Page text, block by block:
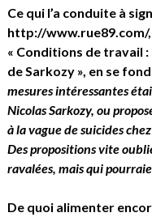
Ce qui l’a conduite à
http://www.rue89.com/
« Conditions de travail
de Sarkozy », en se
mesures intéressantes
Nicolas Sarkozy, ou
à la vague de suicides
Des propositions vite
ravalées, mais qui
De quoi alimenter